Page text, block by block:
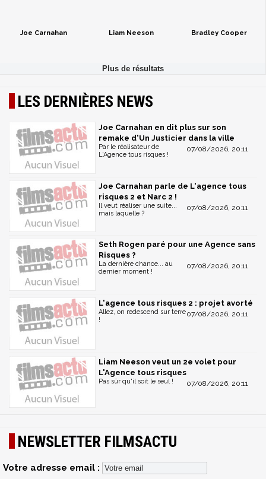
Joe Carnahan Liam Neeson Bradley Cooper
LES DERNIÈRES NEWS
Joe Carnahan en dit plus sur son
remake d'Un Justicier dans la ville
07/08/2026, 20:11
Par le réalisateur de
L'Agence tous risques !
Joe Carnahan parle de L'agence tous
risques 2 et Narc 2 !
07/08/2026, 20:11
Il veut réaliser une suite...
mais laquelle ?
Seth Rogen paré pour une Agence sans
Risques ?
07/08/2026, 20:11
La dernière chance... au
dernier moment !
L'agence tous risques 2 : projet avorté
07/08/2026, 20:11
Allez, on redescend sur terre
!
Liam Neeson veut un 2e volet pour
L'Agence tous risques
07/08/2026, 20:11
Pas sûr qu'il soit le seul !
NEWSLETTER FILMSACTU
Votre adresse email :